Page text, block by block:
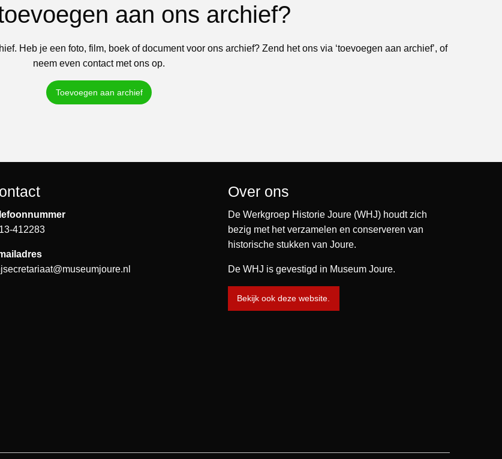
aan ons archief?
Heb je een foto, film, boek of document voor ons archief? Zend het ons via ‘toevoegen aan archief’, of
neem even contact met ons op.
Toevoegen aan archief
412283
Over ons
De Werkgroep Historie Joure (WHJ) houdt zich
bezig met het verzamelen en conserveren van
historische stukken van Joure.
De WHJ is gevestigd in Museum Joure.
Bekijk ook deze website.